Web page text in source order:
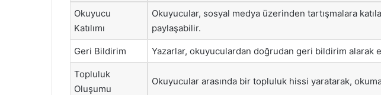
Okuyucu
Katılımı
Okuyucular, sosyal medya üzerinden tartışmalara
paylaşabilir.
Geri Bildirim Yazarlar, okuyuculardan doğrudan geri bildirim alarak
Topluluk
Oluşumu
Okuyucular arasında bir topluluk hissi yaratarak,